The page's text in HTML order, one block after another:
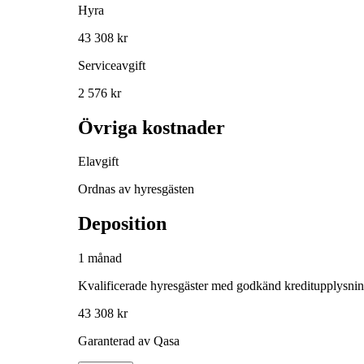
Hyra
43 308 kr
Serviceavgift
2 576 kr
Övriga kostnader
Elavgift
Ordnas av hyresgästen
Deposition
1 månad
Kvalificerade hyresgäster med godkänd
43 308 kr
Garanterad av Qasa